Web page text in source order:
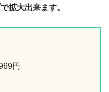
拡大出来ます。
円